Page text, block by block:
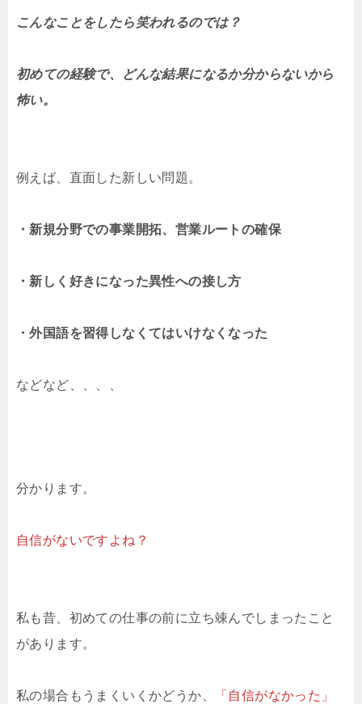
こんなことをしたら笑われるのでは？
初めての経験で、どんな結果になるか分からないから
怖い。
例えば、直面した新しい問題。
・新規分野での事業開拓、営業ルートの確保
・新しく好きになった異性への接し方
・外国語を習得しなくてはいけなくなった
などなど、、、、
分かります。
自信がないですよね？
私も昔、初めての仕事の前に立ち竦んでしまったこと
があります。
私の場合もうまくいくかどうか、
「自信がなかった」